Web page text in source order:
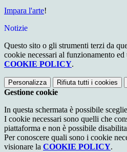
Impara l'arte!
Notizie
Questo sito o gli strumenti terzi da
cookie necessari al funzionamento
COOKIE POLICY.
Personalizza Rifiuta tutti i cookies
Gestione cookie
In questa schermata è possibile
I cookie necessari sono quelli che
piattaforma e non è possibile
Per conoscere quali sono i cookie
visionare la COOKIE POLICY.